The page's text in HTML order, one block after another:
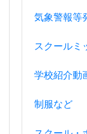
気象警報等
スクールミ
学校紹介動
制服など